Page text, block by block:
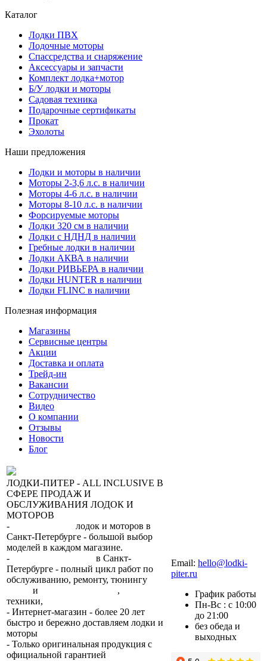
Каталог
Лодки ПВХ
Лодочные моторы
Спассредства и снаряжение
Аксессуары и запчасти
Комплект лодка+мотор
Б/У лодки и моторы
Садовая техника
Подарочные сертификаты
Прокат
Эхолоты
Наши предложения
Лодки и моторы в наличии
Моторы 2-3,6 л.с. в наличии
Моторы 4-6 л.с. в наличии
Моторы 8-10 л.с. в наличии
Форсируемые моторы
Лодки 320 см в наличии
Лодки с НДНД в наличии
Гребные лодки в наличии
Лодки АКВА в наличии
Лодки РИВЬЕРА в наличии
Лодки HUNTER в наличии
Лодки FLINC в наличии
Полезная информация
Магазины
Сервисные центры
Акции
Доставка и оплата
Трейд-ин
Вакансии
Сотрудничество
Видео
О компании
Отзывы
Новости
Блог
ЛОДКИ-ПИТЕР - ALL INCLUSIVE В
СФЕРЕ ПРОДАЖ И
ОБСЛУЖИВАНИЯ ЛОДОК И
МОТОРОВ
-
лодок и моторов в
Санкт-Петербурге - большой выбор
моделей в каждом магазине.
-
в Санкт-
Петербурге - полный цикл работ по
обслуживанию, ремонту, тюнингу
и ,
техники,
- Интернет-магазин - более 20 лет
быстро и бережно доставляем лодки и
моторы
- Только оригинальная продукция с
официальной гарантией
Email: hello@lodki-
piter.ru
График работы
Пн-Вс : с 10:00
до 21:00
без обеда и
выходных